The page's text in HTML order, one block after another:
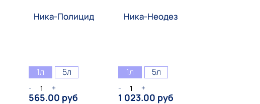
Ника-Полицид
1л 5л
- +
565.00 руб
Ника-Неодез
1л 5л
- +
1 023.00 руб